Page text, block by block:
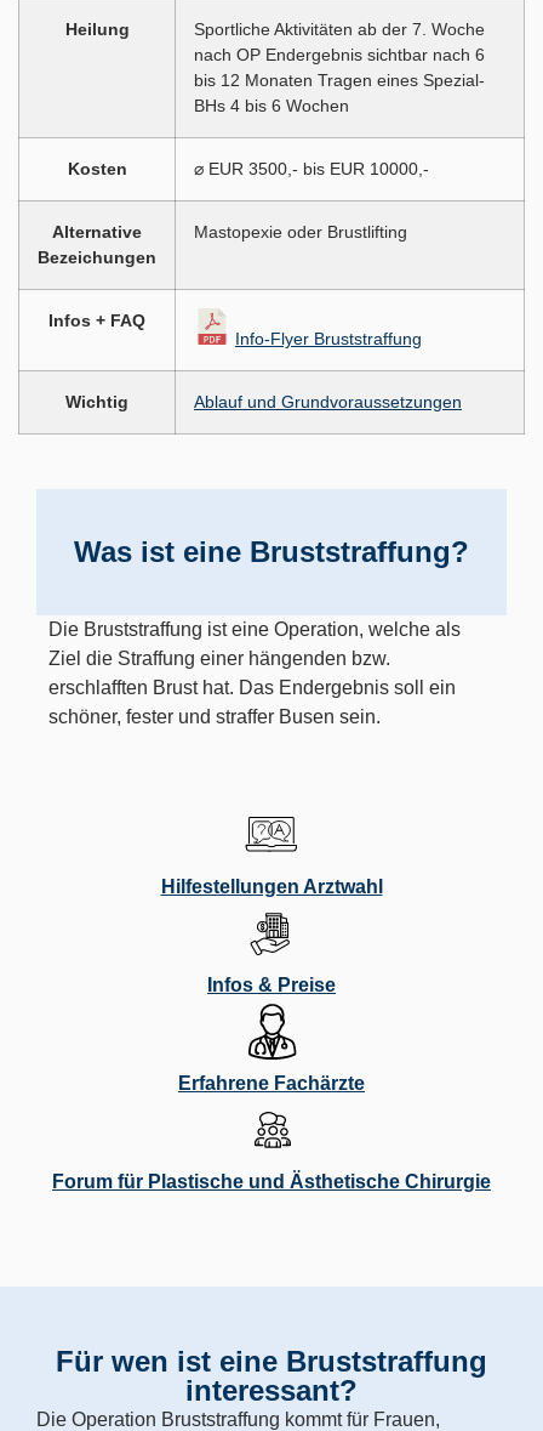
Heilung
Sportliche Aktivitäten ab der 7. Woche
nach OP Endergebnis sichtbar nach 6
bis 12 Monaten Tragen eines Spezial-
BHs 4 bis 6 Wochen
Kosten ⌀ EUR 3500,- bis EUR 10000,-
Alternative
Bezeichungen
Mastopexie oder Brustlifting
Infos + FAQ
Info-Flyer Bruststraffung
Wichtig Ablauf und Grundvoraussetzungen
Was ist eine Bruststraffung?
Die Bruststraffung ist eine Operation, welche als
Ziel die Straffung einer hängenden bzw.
erschlafften Brust hat. Das Endergebnis soll ein
schöner, fester und straffer Busen sein.
Hilfestellungen Arztwahl
Infos & Preise
Erfahrene Fachärzte
Forum für Plastische und Ästhetische Chirurgie
Für wen ist eine Bruststraffung
interessant?
Die Operation Bruststraffung kommt für Frauen,